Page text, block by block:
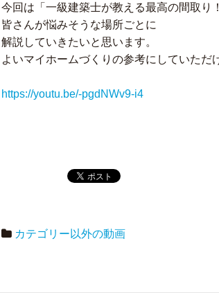
今回は「一級建築士が教える最高の間取り
皆さんが悩みそうな場所ごとに
解説していきたいと思います。
よいマイホームづくりの参考にしていただ
https://youtu.be/-pgdNWv9-i4
カテゴリー以外の動画